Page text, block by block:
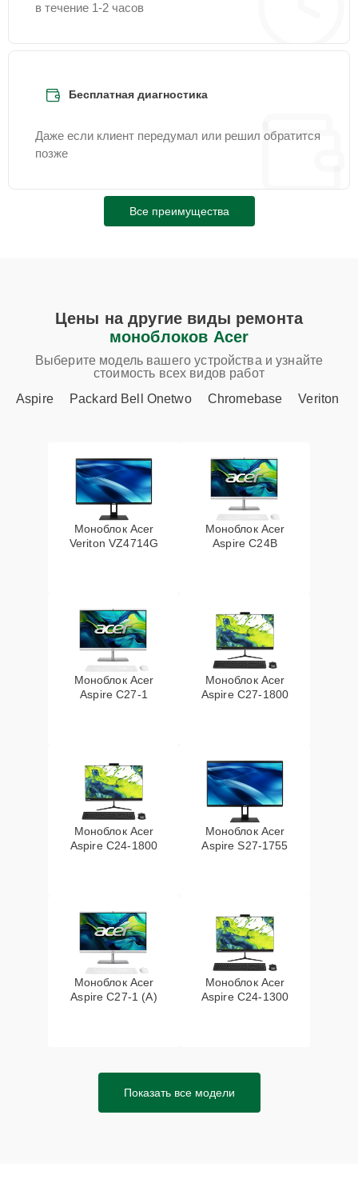
в течение 1-2 часов
Бесплатная диагностика
Даже если клиент передумал или решил обратится
позже
Все преимущества
Цены на другие виды ремонта
моноблоков Acer
Выберите модель вашего устройства и узнайте
стоимость всех видов работ
Aspire
Packard Bell Onetwo Chromebase Veriton
Моноблок Acer
Veriton VZ4714G
Моноблок Acer
Aspire C24B
Моноблок Acer
Aspire C27-1
Моноблок Acer
Aspire C27-1800
Моноблок Acer
Aspire C24-1800
Моноблок Acer
Aspire S27-1755
Моноблок Acer
Aspire C27-1 (A)
Моноблок Acer
Aspire C24-1300
Показать все модели